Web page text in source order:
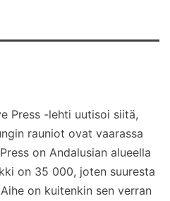
Press -lehti uutisoi siitä,
rauniot ovat vaarassa
on Andalusian alueella
on 35 000, joten suuresta
on kuitenkin sen verran